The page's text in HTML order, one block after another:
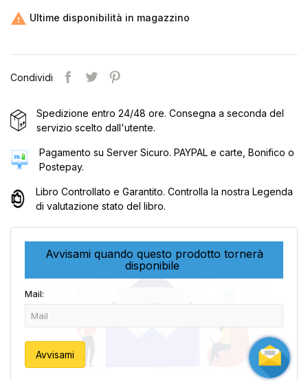
 Ultime disponibilità in magazzino
Condividi
Spedizione entro 24/48 ore. Consegna a seconda del
servizio scelto dall'utente.
Pagamento su Server Sicuro. PAYPAL e carte, Bonifico o
Postepay.
Libro Controllato e Garantito. Controlla la nostra Legenda
di valutazione stato del libro.
Avvisami quando questo prodotto tornerà
disponibile
Mail:
Avvisami